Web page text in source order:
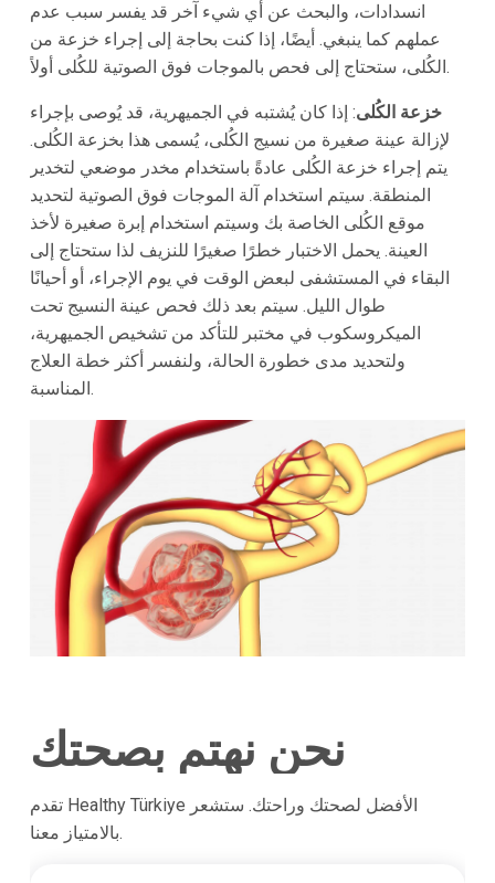
انسدادات، والبحث عن أي شيء آخر قد يفسر سبب عدم
عملهم كما ينبغي. أيضًا، إذا كنت بحاجة إلى إجراء خزعة من
الكُلى، ستحتاج إلى فحص بالموجات فوق الصوتية للكُلى أولاً.
خزعة الكُلى: إذا كان يُشتبه في الجميهرية، قد يُوصى بإجراء
لإزالة عينة صغيرة من نسيج الكُلى، يُسمى هذا بخزعة الكُلى.
يتم إجراء خزعة الكُلى عادةً باستخدام مخدر موضعي لتخدير
المنطقة. سيتم استخدام آلة الموجات فوق الصوتية لتحديد
موقع الكُلى الخاصة بك وسيتم استخدام إبرة صغيرة لأخذ
العينة. يحمل الاختبار خطرًا صغيرًا للنزيف لذا ستحتاج إلى
البقاء في المستشفى لبعض الوقت في يوم الإجراء، أو أحيانًا
طوال الليل. سيتم بعد ذلك فحص عينة النسيج تحت
الميكروسكوب في مختبر للتأكد من تشخيص الجميهرية،
ولتحديد مدى خطورة الحالة، ولنفسر أكثر خطة العلاج
المناسبة.
نحن نهتم بصحتك
تقدم Healthy Türkiye الأفضل لصحتك وراحتك. ستشعر
بالامتياز معنا.